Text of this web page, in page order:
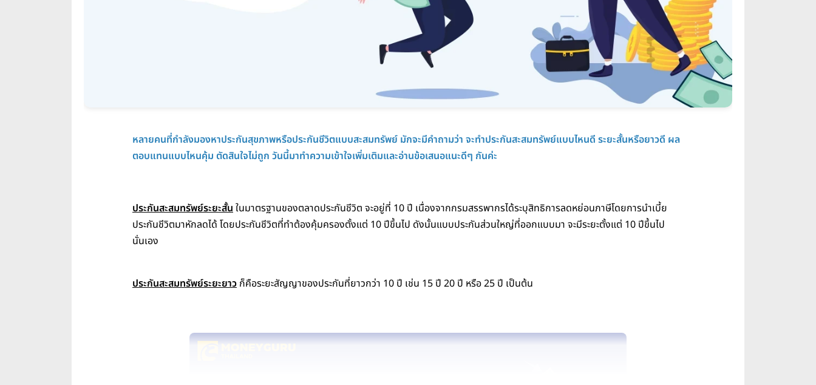
หลายคนที่กำลังมองหาประกันสุขภาพหรือประกันชีวิตแบบสะสมทรัพย์ มักจะมีคำถามว่า จะทำประกันสะสมทรัพย์แบบไหนดี ระยะสั้นหรือยาวดี ผล
ตอบแทนแบบไหนคุ้ม ตัดสินใจไม่ถูก วันนี้มาทำความเข้าใจเพิ่มเติมและอ่านข้อเสนอแนะดีๆ กันค่ะ
ประกันสะสมทรัพย์ระยะสั้น ในมาตรฐานของตลาดประกันชีวิต จะอยู่ที่ 10 ปี เนื่องจากกรมสรรพากรได้ระบุสิทธิการลดหย่อนภาษีโดยการนำเบี้ย
ประกันชีวิตมาหักลดได้ โดยประกันชีวิตที่ทำต้องคุ้มครองตั้งแต่ 10 ปีขึ้นไป ดังนั้นแบบประกันส่วนใหญ่ที่ออกแบบมา จะมีระยะตั้งแต่ 10 ปีขึ้นไป
นั่นเอง
ประกันสะสมทรัพย์ระยะยาว ก็คือระยะสัญญาของประกันที่ยาวกว่า 10 ปี เช่น 15 ปี 20 ปี หรือ 25 ปี เป็นต้น